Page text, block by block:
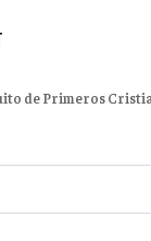
de Primeros